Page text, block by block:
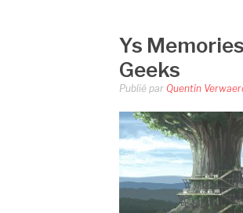
Ys
Geeks
Publié par Quentin